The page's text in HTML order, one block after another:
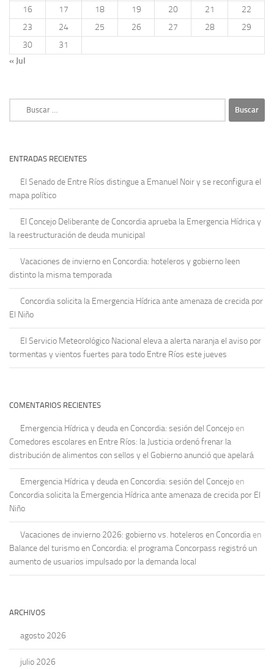
16
17 18 19 20 21
22
23
24 25 26 27 28
29
30
31
« Jul
ENTRADAS RECIENTES
El Senado de Entre Ríos distingue a Emanuel Noir y se reconfigura el
mapa político
El Concejo Deliberante de Concordia aprueba la Emergencia Hídrica y
la reestructuración de deuda municipal
Vacaciones de invierno en Concordia: hoteleros y gobierno leen
distinto la misma temporada
Concordia solicita la Emergencia Hídrica ante amenaza de crecida por
El Niño
El Servicio Meteorológico Nacional eleva a alerta naranja el aviso por
tormentas y vientos fuertes para todo Entre Ríos este jueves
COMENTARIOS RECIENTES
Emergencia Hídrica y deuda en Concordia: sesión del Concejo en
Comedores escolares en Entre Ríos: la Justicia ordenó frenar la
distribución de alimentos con sellos y el Gobierno anunció que apelará
Emergencia Hídrica y deuda en Concordia: sesión del Concejo en
Concordia solicita la Emergencia Hídrica ante amenaza de crecida por El
Niño
Vacaciones de invierno 2026: gobierno vs. hoteleros en Concordia en
Balance del turismo en Concordia: el programa Concorpass registró un
aumento de usuarios impulsado por la demanda local
ARCHIVOS
agosto 2026
julio 2026